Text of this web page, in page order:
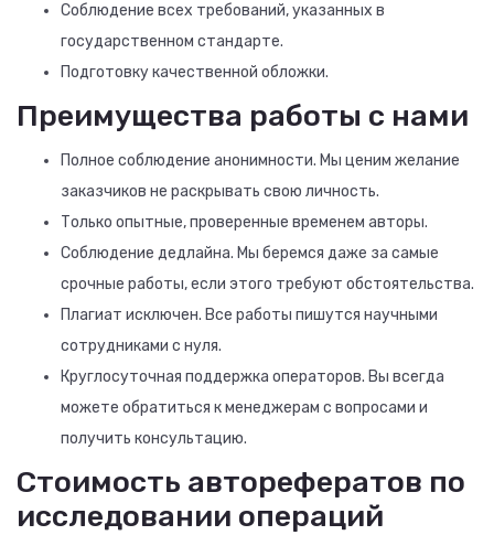
Соблюдение всех требований, указанных в
государственном стандарте.
Подготовку качественной обложки.
Преимущества работы с нами
Полное соблюдение анонимности. Мы ценим желание
заказчиков не раскрывать свою личность.
Только опытные, проверенные временем авторы.
Соблюдение дедлайна. Мы беремся даже за самые
срочные работы, если этого требуют обстоятельства.
Плагиат исключен. Все работы пишутся научными
сотрудниками с нуля.
Круглосуточная поддержка операторов. Вы всегда
можете обратиться к менеджерам с вопросами и
получить консультацию.
Стоимость авторефератов по
исследовании операций